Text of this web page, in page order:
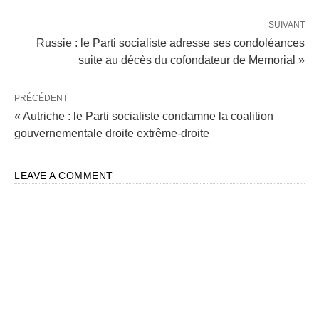
SUIVANT
Russie : le Parti socialiste adresse ses condoléances
suite au décès du cofondateur de Memorial »
PRÉCÉDENT
« Autriche : le Parti socialiste condamne la coalition
gouvernementale droite extrême-droite
LEAVE A COMMENT